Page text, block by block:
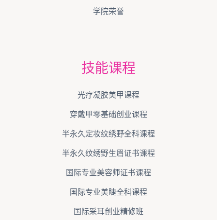
学院荣誉
技能课程
光疗凝胶美甲课程
穿戴甲零基础创业课程
半永久定妆纹绣野全科课程
半永久纹绣野生眉证书课程
国际专业美容师证书课程
国际专业美睫全科课程
国际采耳创业精修班